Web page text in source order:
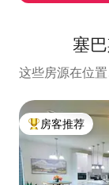
塞
这些房源在位
热门「房客推荐」
房客推荐